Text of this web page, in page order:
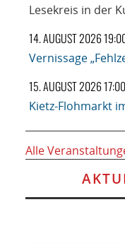
Lesekreis in der
14. AUGUST 2026
Vernissage
15. AUGUST 2026 17:00
Kietz-Flohmarkt
Alle